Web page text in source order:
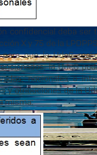
confidencial deba ser
X y 75 de la
que la UdeG
la UdeG
nacionales o
y atribuciones de la
misma: